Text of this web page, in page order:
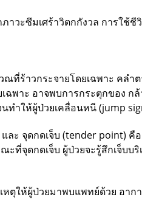
ภาวะซึมเศร้าวิตกกังวล การใช้ชี
ที่ร้าวกระจายโดยเฉพาะ คลำ
ฉพาะ อาจพบการกระตุกของ ก
ทำให้ผู้ป่วยเคลื่อนหนี (jump
ละ จุดกดเจ็บ (tender point) คื
ที่จุดกดเจ็บ ผู้ป่วยจะรู้สึกเจ็บบ
หตุให้ผู้ป่วยมาพบแพทย์ด้วย อา